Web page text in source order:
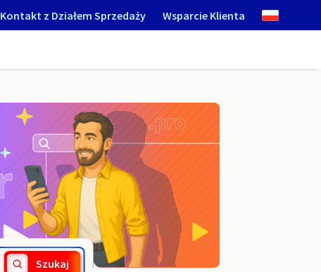
Kontakt z Działem Sprzedaży Wsparcie Klienta
Szukaj